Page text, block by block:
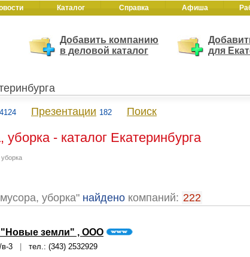
Каталог Справка Афиша
Добавить компанию
в деловой каталог
для
Презентации 182 Поиск
- каталог Екатеринбурга
уборка" найдено компаний: 222
земли" , ООО
в-3 тел.: (343) 2532929